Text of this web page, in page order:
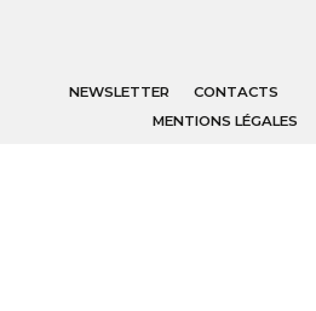
NEWSLETTER
CONTACTS
MENTIONS LÉGALES